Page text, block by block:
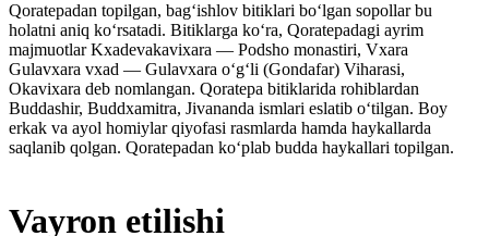
Qoratepadan topilgan, bagʻishlov bitiklari boʻlgan sopollar bu
holatni aniq koʻrsatadi. Bitiklarga koʻra, Qoratepadagi ayrim
majmuotlar Kxadevakavixara — Podsho monastiri, Vxara
Gulavxara vxad — Gulavxara oʻgʻli (Gondafar) Viharasi,
Okavixara deb nomlangan. Qoratepa bitiklarida rohiblardan
Buddashir, Buddxamitra, Jivananda ismlari eslatib oʻtilgan. Boy
erkak va ayol homiylar qiyofasi rasmlarda hamda haykallarda
saqlanib qolgan. Qoratepadan koʻplab budda haykallari topilgan.
Vayron etilishi